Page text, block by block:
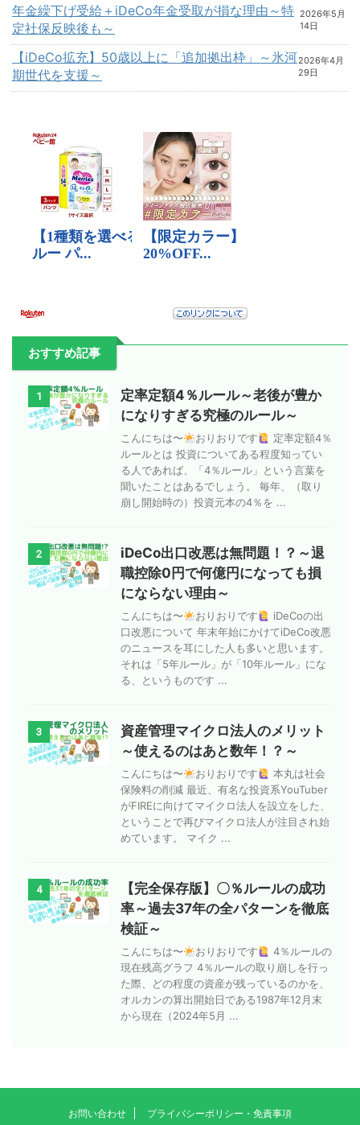
年金繰下げ受給＋iDeCo年金受取が損な理由～特
定社保反映後も～
2026年5月
14日
【iDeCo拡充】50歳以上に「追加拠出枠」～氷河
期世代を支援～
2026年4月
29日
おすすめ記事
1
定率定額4％ルール～老後が豊か
になりすぎる究極のルール～
こんにちは〜 おりおりです
定率定額4％
ルールとは 投資についてある程度知ってい
る人であれば、「4％ルール」という言葉を
聞いたことはあるでしょう。 毎年、（取り
崩し開始時の）投資元本の4％を ...
2
iDeCo出口改悪は無問題！？～退
職控除0円で何億円になっても損
にならない理由～
こんにちは〜 おりおりです
iDeCoの出
口改悪について 年末年始にかけてiDeCo改悪
のニュースを耳にした人も多いと思います。
それは「5年ルール」が「10年ルール」にな
る、というものです ...
3
資産管理マイクロ法人のメリット
～使えるのはあと数年！？～
こんにちは〜 おりおりです
本丸は社会
保険料の削減 最近、有名な投資系YouTuber
がFIREに向けてマイクロ法人を設立をした、
ということで再びマイクロ法人が注目され始
めています。 マイク ...
4
【完全保存版】〇％ルールの成功
率～過去37年の全パターンを徹底
検証～
こんにちは〜 おりおりです
4％ルールの
現在残高グラフ 4％ルールの取り崩しを行っ
た際、どの程度の資産が残っているのかを、
オルカンの算出開始日である1987年12月末
から現在（2024年5月 ...
お問い合わせ プライバシーポリシー・免責事項